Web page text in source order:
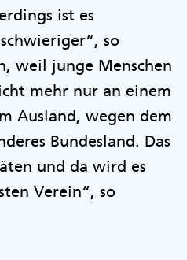
ist es
so
weil junge Menschen
mehr nur an einem
Ausland, wegen dem
Bundesland. Das
und da wird es
Verein“, so